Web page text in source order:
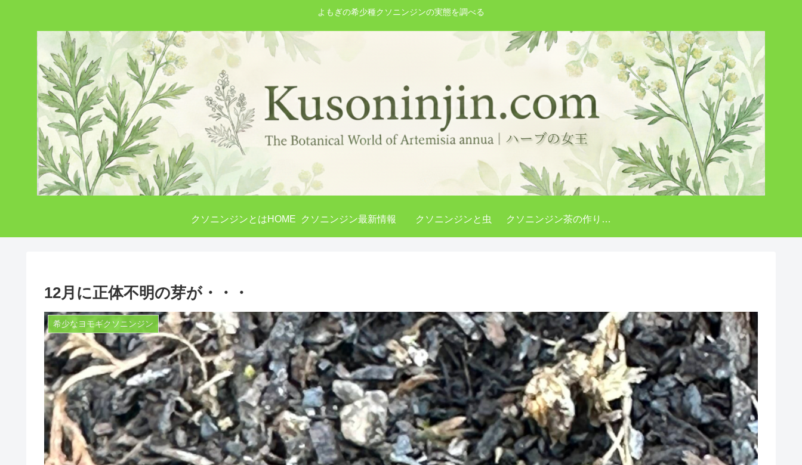
よもぎの希少種クソニンジンの実態を調べる
クソニンジンとはHOME クソニンジン最新情報 クソニンジンと虫 クソニンジン茶の作り方色々
12月に正体不明の芽が・・・
希少なヨモギクソニンジン